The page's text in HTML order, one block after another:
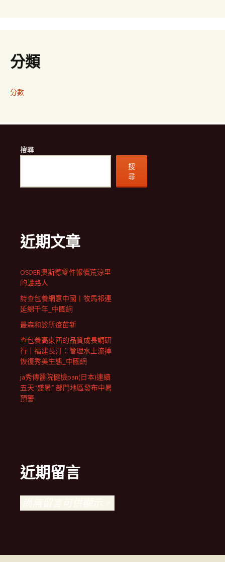
分類
分數
搜尋
搜
尋
近期文章
OSDER奧斯德零件報價荒涼里
的護路人
詩查包養網意中國丨牧馬祁連
延綿千年_中國網
最森和診所疫苗新
查包養高東西的品質成長調研
行｜福建長汀：管理水土流掉
恢復秀美生態_中國網
ja秀傳醫院健檢pan(日本)連續
五天“盛暑” 部門地區發布中暑
預警
近期留言
尚無留言可供顯示。